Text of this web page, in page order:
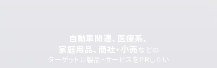
自動車関連、医療系、
家庭用品、商社・小売などの
ターゲットに製品・サービスをPRしたい